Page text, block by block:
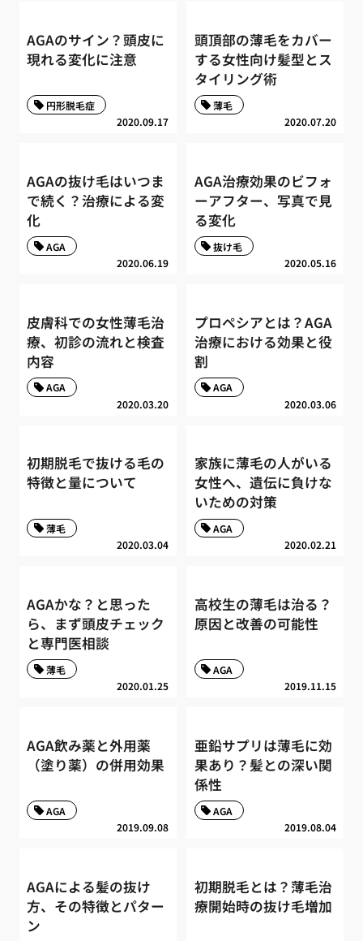
AGAのサイン？頭皮に
現れる変化に注意
2020.09.17
円形脱毛症
頭頂部の薄毛をカバー
する女性向け髪型とス
タイリング術
2020.07.20
薄毛
AGAの抜け毛はいつま
で続く？治療による変
化
2020.06.19
AGA
AGA治療効果のビフォ
ーアフター、写真で見
る変化
2020.05.16
抜け毛
皮膚科での女性薄毛治
療、初診の流れと検査
内容
2020.03.20
AGA
プロペシアとは？AGA
治療における効果と役
割
2020.03.06
AGA
初期脱毛で抜ける毛の
特徴と量について
2020.03.04
薄毛
家族に薄毛の人がいる
女性へ、遺伝に負けな
いための対策
2020.02.21
AGA
AGAかな？と思った
ら、まず頭皮チェック
と専門医相談
2020.01.25
薄毛
高校生の薄毛は治る？
原因と改善の可能性
2019.11.15
AGA
AGA飲み薬と外用薬
（塗り薬）の併用効果
2019.09.08
AGA
亜鉛サプリは薄毛に効
果あり？髪との深い関
係性
2019.08.04
AGA
AGAによる髪の抜け
方、その特徴とパター
ン
初期脱毛とは？薄毛治
療開始時の抜け毛増加